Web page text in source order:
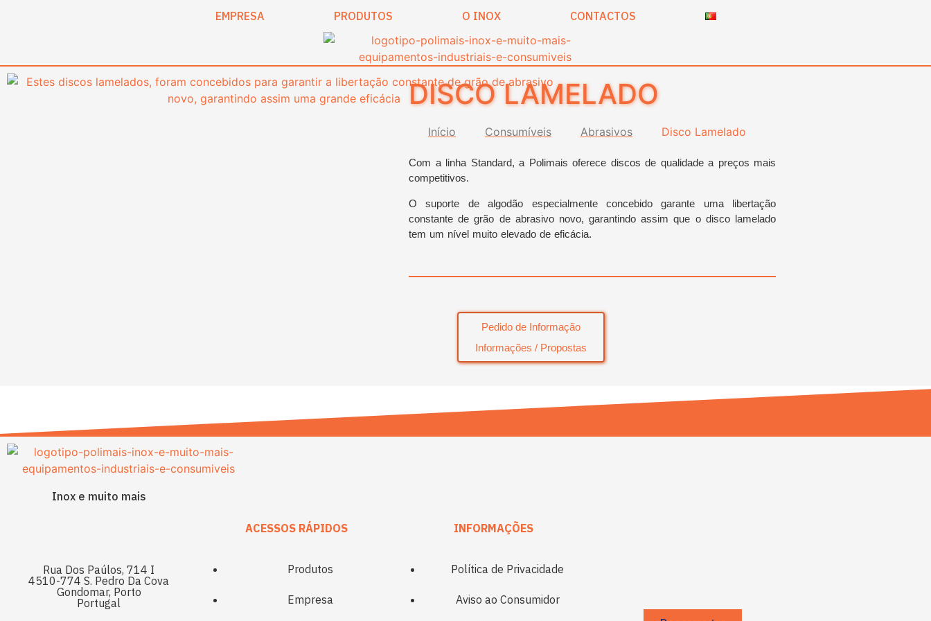
EMPRESA PRODUTOS O INOX CONTACTOS
DISCO LAMELADO
Início Consumíveis Abrasivos Disco Lamelado
Com a linha Standard, a Polimais oferece discos de qualidade a preços mais
competitivos.
O suporte de algodão especialmente concebido garante uma libertação
constante de grão de abrasivo novo, garantindo assim que o disco lamelado
tem um nível muito elevado de eficácia.
Pedido de Informação
Informações / Propostas
Inox e muito mais
Rua Dos Paúlos, 714 I
4510-774 S. Pedro Da Cova
Gondomar, Porto
Portugal
ACESSOS RÁPIDOS
Produtos
Empresa
INFORMAÇÕES
Política de Privacidade
Aviso ao Consumidor